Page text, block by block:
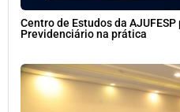
Centro de Estudos da
Previdenciário na prática